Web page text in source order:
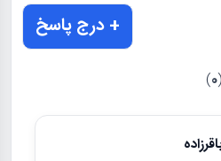
+ درج پاسخ
0
)